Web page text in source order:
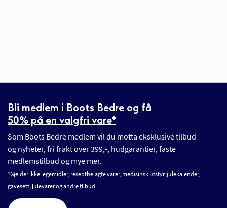
Bli medlem i Boots Bedre og få
50% på en valgfri vare*
Som Boots Bedre medlem vil du motta eksklusive tilbud
og nyheter, fri frakt over 399,-, hudgarantier, faste
medlemstilbud og mye mer.
*Gjelder ikke legemidler, reseptbelagte varer, medisinsk utstyr, julekalender,
gavesett, julevarer og andre tilbud.